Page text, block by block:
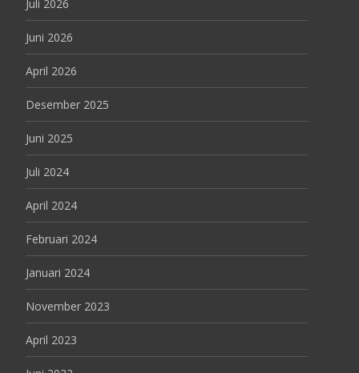
Juli 2026
Juni 2026
April 2026
Desember 2025
Juni 2025
Juli 2024
April 2024
Februari 2024
Januari 2024
November 2023
April 2023